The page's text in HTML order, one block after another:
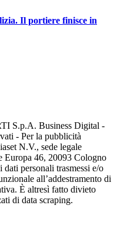
Il portiere finisce in
S.p.A. Business Digital -
- Per la pubblicità
N.V., sede legale
Europa 46, 20093 Cologno
personali trasmessi e/o
all’addestramento di
È altresì fatto divieto
di data scraping.